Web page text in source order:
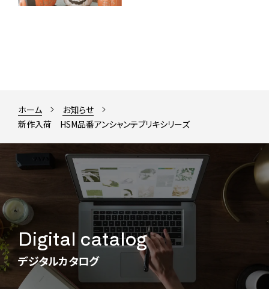
ホーム
お知らせ
新作入荷 HSM品番アンシャンテブリキシリーズ
Digital catalog
デジタルカタログ